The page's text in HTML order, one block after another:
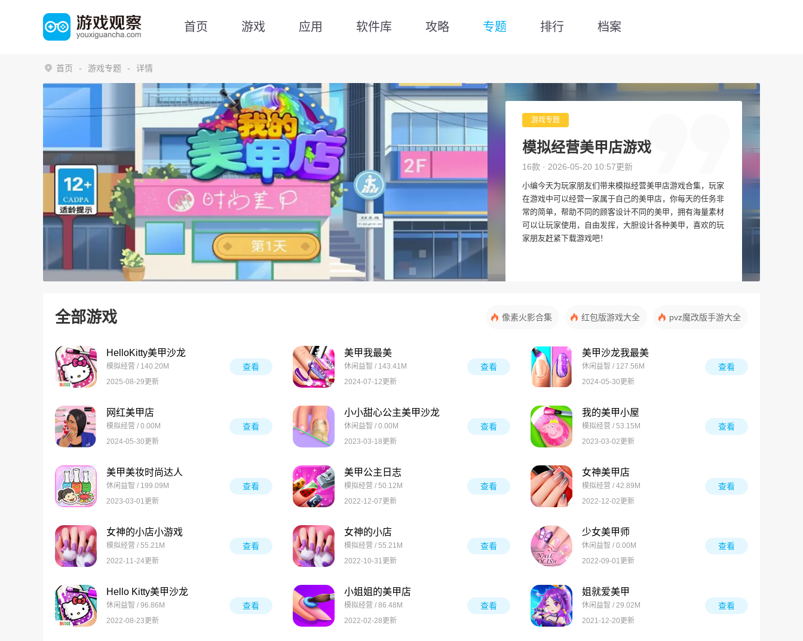
首页 游戏 应用 软件库 攻略 专题 排行 档案
首页 游戏专题 详情
游戏专题
模拟经营美甲店游戏
16款 · 2026-05-20 10:57更新
小编今天为玩家朋友们带来模拟经营美甲店游戏合集，玩家
在游戏中可以经营一家属于自己的美甲店，你每天的任务非
常的简单，帮助不同的顾客设计不同的美甲，拥有海量素材
可以让玩家使用，自由发挥，大胆设计各种美甲，喜欢的玩
家朋友赶紧下载游戏吧！
全部游戏 像素火影合集 红包版游戏大全 pvz魔改版手游大全
HelloKitty美甲沙龙
模拟经营 / 140.20M
2025-08-29更新
查看
美甲我最美
休闲益智 / 143.41M
2024-07-12更新
查看
美甲沙龙我最美
休闲益智 / 127.56M
2024-05-30更新
查看
网红美甲店
模拟经营 / 0.00M
2024-05-30更新
查看
小小甜心公主美甲沙龙
休闲益智 / 0.00M
2023-03-18更新
查看
我的美甲小屋
模拟经营 / 53.15M
2023-03-02更新
查看
美甲美妆时尚达人
休闲益智 / 199.09M
2023-03-01更新
查看
美甲公主日志
模拟经营 / 50.12M
2022-12-07更新
查看
女神美甲店
模拟经营 / 42.89M
2022-12-02更新
查看
女神的小店小游戏
模拟经营 / 55.21M
2022-11-24更新
查看
女神的小店
模拟经营 / 55.21M
2022-10-31更新
查看
少女美甲师
休闲益智 / 0.00M
2022-09-01更新
查看
Hello Kitty美甲沙龙
休闲益智 / 96.86M
2022-08-23更新
查看
小姐姐的美甲店
模拟经营 / 86.48M
2022-02-28更新
查看
姐就爱美甲
休闲益智 / 29.02M
2021-12-20更新
查看